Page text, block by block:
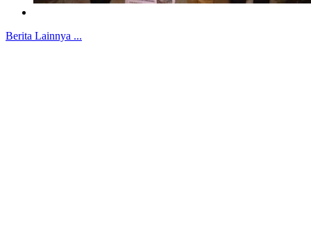
Berita Lainnya ...